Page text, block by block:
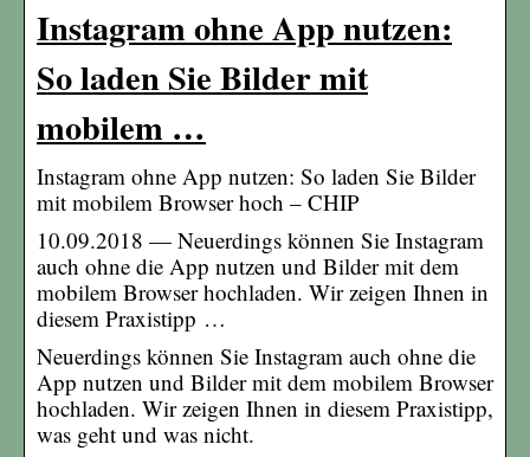
Instagram ohne App nutzen:
So laden Sie Bilder mit
mobilem …
Instagram ohne App nutzen: So laden Sie Bilder
mit mobilem Browser hoch – CHIP
10.09.2018 — Neuerdings können Sie Instagram
auch ohne die App nutzen und Bilder mit dem
mobilem Browser hochladen. Wir zeigen Ihnen in
diesem Praxistipp …
Neuerdings können Sie Instagram auch ohne die
App nutzen und Bilder mit dem mobilem Browser
hochladen. Wir zeigen Ihnen in diesem Praxistipp,
was geht und was nicht.